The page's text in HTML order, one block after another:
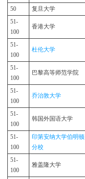
50 复旦大学
51-
100
香港大学
51-
100
杜伦大学
51-
100
巴黎高等师范学院
51-
100
乔治敦大学
51-
100
韩国外国语大学
51-
100
印第安纳大学伯明顿
分校
51-
100
雅盖隆大学